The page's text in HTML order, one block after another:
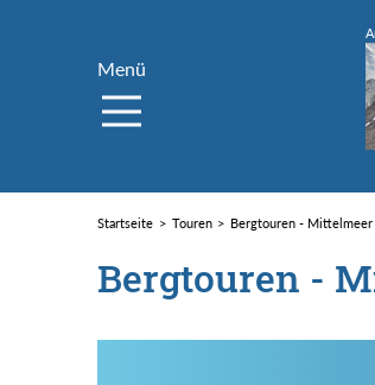
Menü
Startseite Touren Bergtouren - Mittelmeer
Bergtouren -